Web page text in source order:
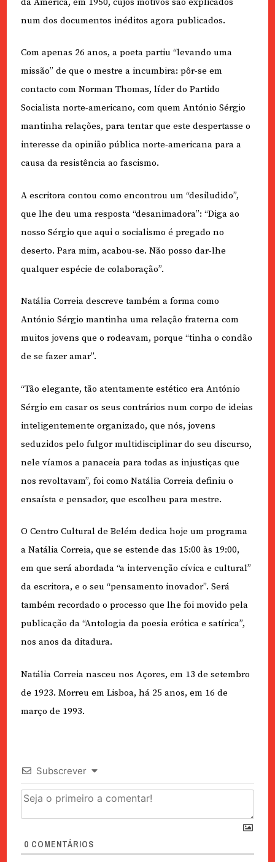
num dos documentos inéditos agora publicados.
Com apenas 26 anos, a poeta partiu “levando uma
missão” de que o mestre a incumbira: pôr-se em
contacto com Norman Thomas, líder do Partido
Socialista norte-americano, com quem António Sérgio
mantinha relações, para tentar que este despertasse o
interesse da opinião pública norte-americana para a
causa da resistência ao fascismo.
A escritora contou como encontrou um “desiludido”,
que lhe deu uma resposta “desanimadora”: “Diga ao
nosso Sérgio que aqui o socialismo é pregado no
deserto. Para mim, acabou-se. Não posso dar-lhe
qualquer espécie de colaboração”.
Natália Correia descreve também a forma como
António Sérgio mantinha uma relação fraterna com
muitos jovens que o rodeavam, porque “tinha o condão
de se fazer amar”.
“Tão elegante, tão atentamente estético era António
Sérgio em casar os seus contrários num corpo de ideias
inteligentemente organizado, que nós, jovens
seduzidos pelo fulgor multidisciplinar do seu discurso,
nele víamos a panaceia para todas as injustiças que
nos revoltavam”, foi como Natália Correia definiu o
ensaísta e pensador, que escolheu para mestre.
O Centro Cultural de Belém dedica hoje um programa
a Natália Correia, que se estende das 15:00 às 19:00,
em que será abordada “a intervenção cívica e cultural”
da escritora, e o seu “pensamento inovador”. Será
também recordado o processo que lhe foi movido pela
publicação da “Antologia da poesia erótica e satírica”,
nos anos da ditadura.
Natália Correia nasceu nos Açores, em 13 de setembro
de 1923. Morreu em Lisboa, há 25 anos, em 16 de
março de 1993.
Subscrever
0 COMENTÁRIOS